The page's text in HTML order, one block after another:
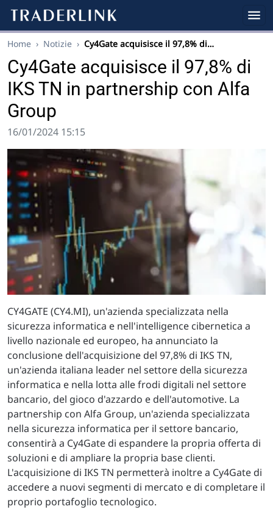
Home › Notizie › Cy4Gate acquisisce il 97,8% di…
Cy4Gate acquisisce il 97,8% di
IKS TN in partnership con Alfa
Group
16/01/2024 15:15
CY4GATE (CY4.MI), un'azienda specializzata nella
sicurezza informatica e nell'intelligence cibernetica a
livello nazionale ed europeo, ha annunciato la
conclusione dell'acquisizione del 97,8% di IKS TN,
un'azienda italiana leader nel settore della sicurezza
informatica e nella lotta alle frodi digitali nel settore
bancario, del gioco d'azzardo e dell'automotive. La
partnership con Alfa Group, un'azienda specializzata
nella sicurezza informatica per il settore bancario,
consentirà a Cy4Gate di espandere la propria offerta di
soluzioni e di ampliare la propria base clienti.
L'acquisizione di IKS TN permetterà inoltre a Cy4Gate di
accedere a nuovi segmenti di mercato e di completare il
proprio portafoglio tecnologico.